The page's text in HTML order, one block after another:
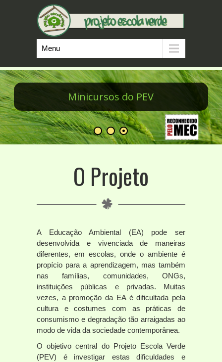
Minicursos do PEV
Menu
O Projeto
A Educação Ambiental (EA) pode ser
desenvolvida e vivenciada de maneiras
diferentes, em escolas, onde o ambiente é
propício para a aprendizagem, mas também
nas famílias, comunidades, ONGs,
instituições públicas e privadas. Muitas
vezes, a promoção da EA é dificultada pela
cultura e costumes com as práticas de
consumismo e degradação tão arraigadas ao
modo de vida da sociedade contemporânea.
O objetivo central do Projeto Escola Verde
(PEV) é investigar estas dificuldades e